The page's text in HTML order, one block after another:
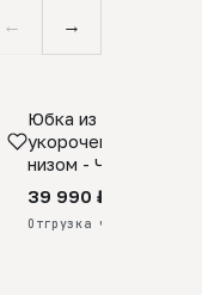
← →
ПРЕДЗАКАЗ
Юбка из
укороченная с
низом - Черный
39 990 ₽
Отгрузка через 25 дней